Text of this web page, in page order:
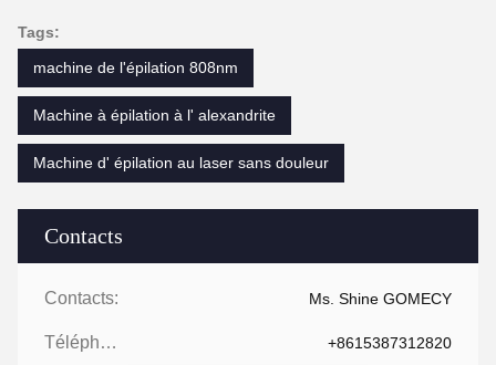
Contacts
Contacts: Ms. Shine GOMECY
Téléphone: +8615387312820
Tags:
machine de l'épilation 808nm
Machine à épilation à l' alexandrite
Machine d' épilation au laser sans douleur